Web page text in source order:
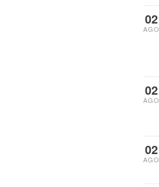
02
AGO
02
AGO
02
AGO